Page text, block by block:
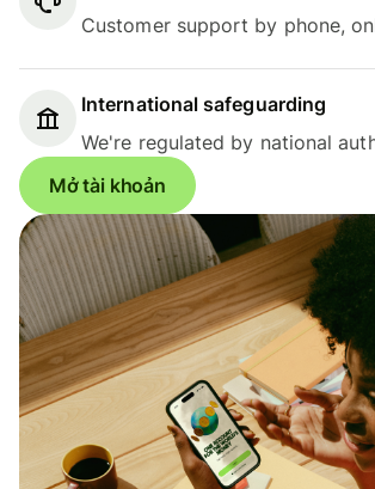
Customer support by phone,
International safeguarding
We're regulated by national
Mở tài khoản